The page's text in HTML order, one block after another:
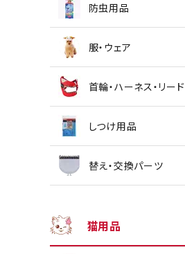
防虫用品
服・ウェア
首輪・ハーネス・リード
しつけ用品
替え・交換パーツ
猫用品